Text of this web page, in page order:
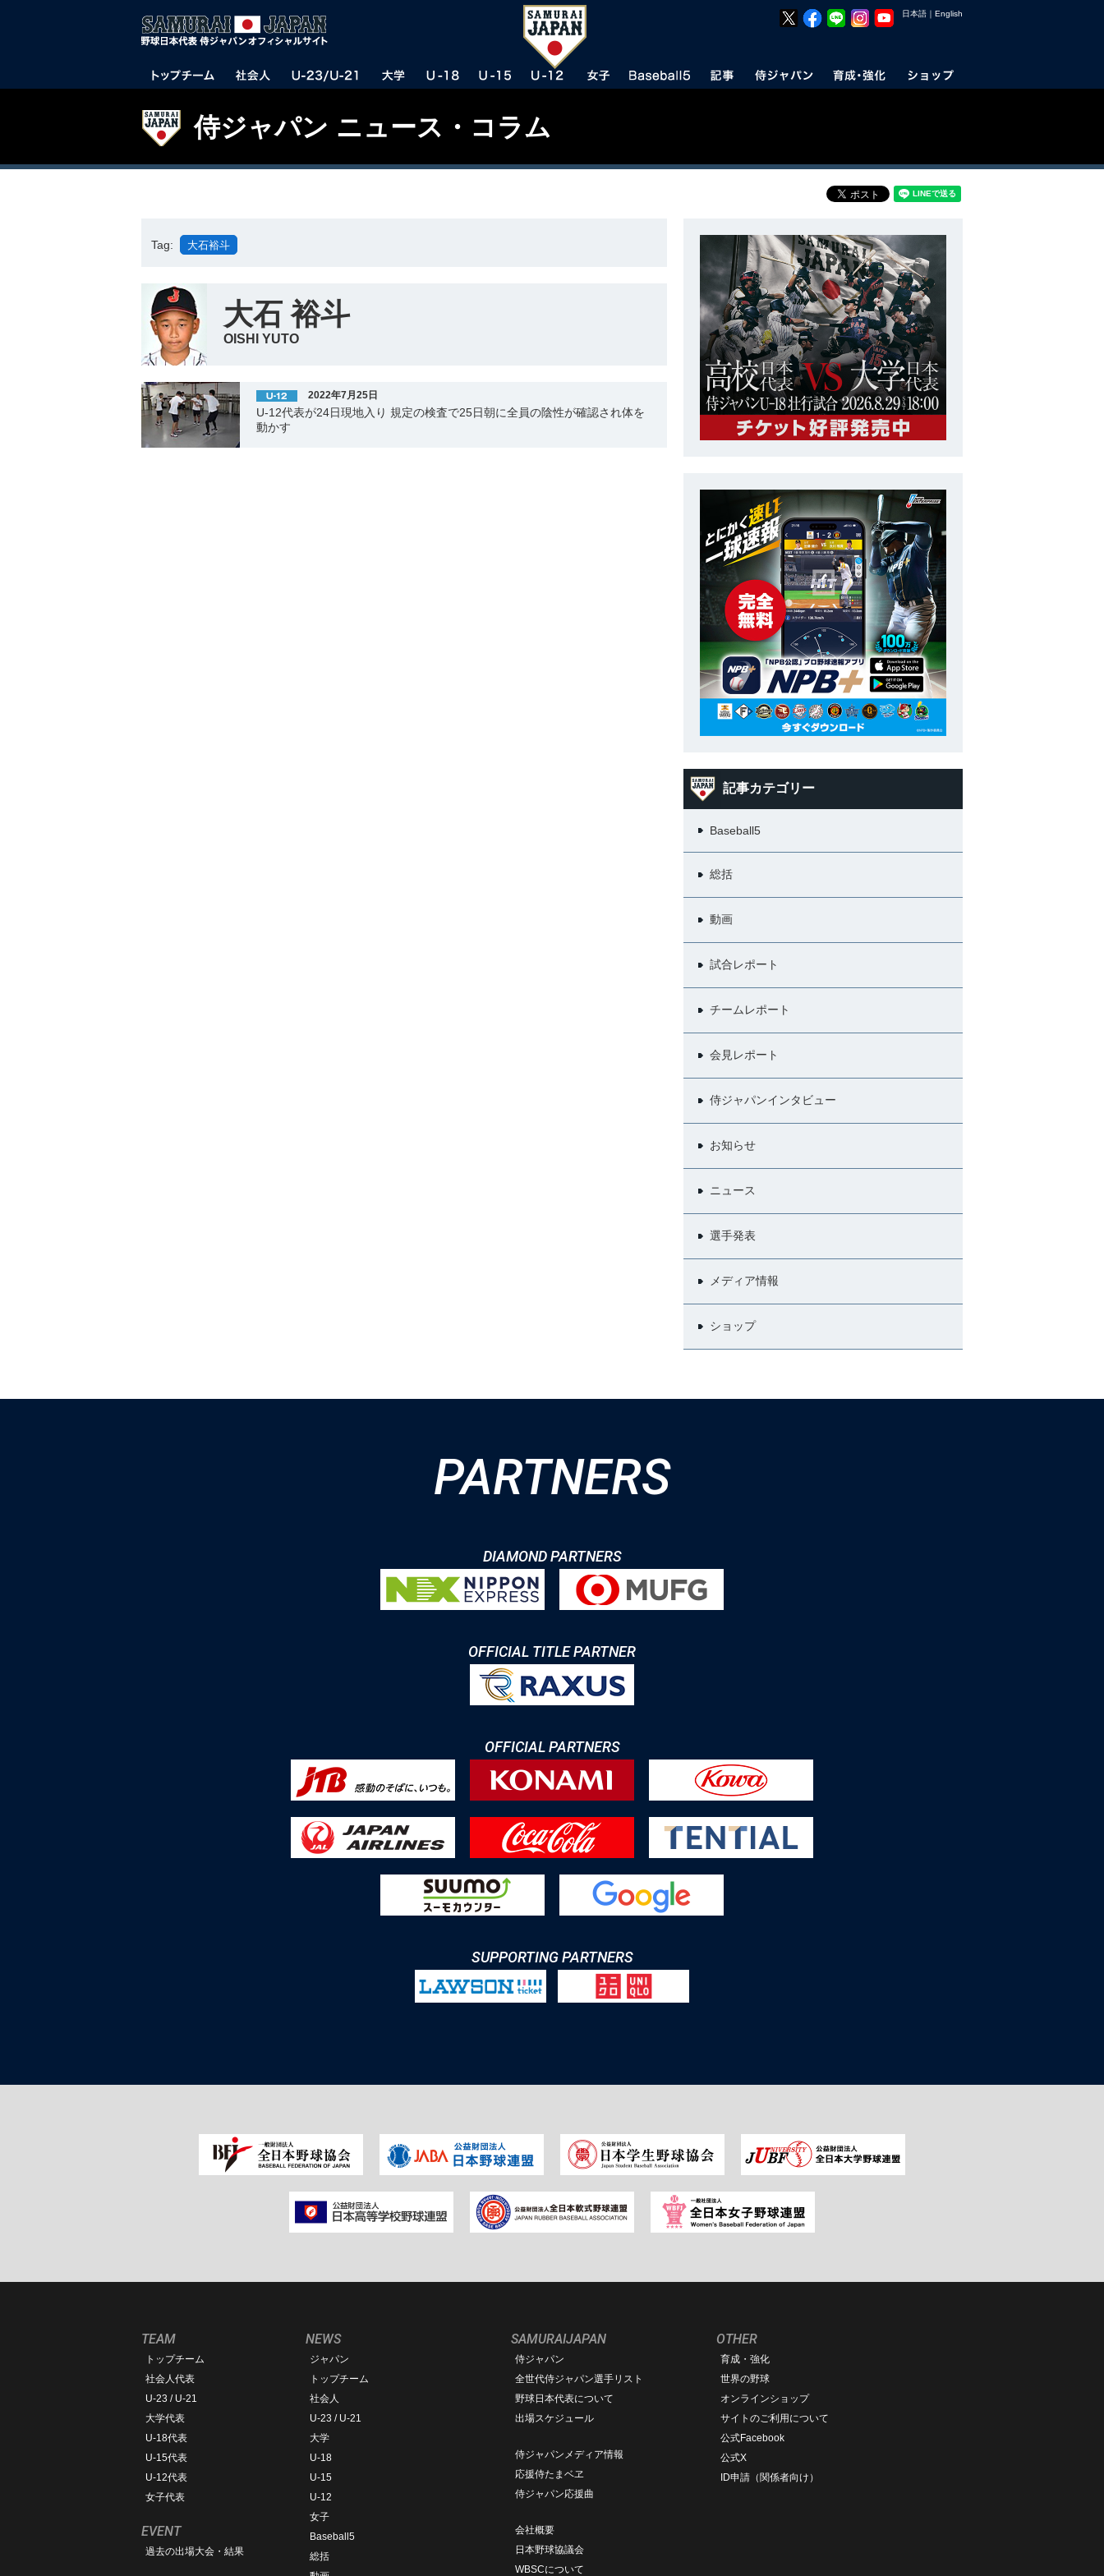
日本語 ｜ English
侍ジャパン ニュース・コラム
Tag: 大石裕斗
大石 裕斗
OISHI YUTO
2022年7月25日
U-12代表が24日現地入り 規定の検査で25日朝に全員の陰性が確認され体を
動かす
記事カテゴリー
Baseball5
総括
動画
試合レポート
チームレポート
会見レポート
侍ジャパンインタビュー
お知らせ
ニュース
選手発表
メディア情報
ショップ
PARTNERS
DIAMOND PARTNERS
OFFICIAL TITLE PARTNER
OFFICIAL PARTNERS
SUPPORTING PARTNERS
TEAM
トップチーム
社会人代表
U-23 / U-21
大学代表
U-18代表
U-15代表
U-12代表
女子代表
EVENT
過去の出場大会・結果
NEWS
ジャパン
トップチーム
社会人
U-23 / U-21
大学
U-18
U-15
U-12
女子
Baseball5
総括
SAMURAIJAPAN
侍ジャパン
全世代侍ジャパン選手リスト
野球日本代表について
出場スケジュール
侍ジャパンメディア情報
応援侍たまベヱ
侍ジャパン応援曲
会社概要
日本野球協議会
WBSCについて
OTHER
育成・強化
世界の野球
オンラインショップ
サイトのご利用について
公式Facebook
公式X
ID申請（関係者向け）